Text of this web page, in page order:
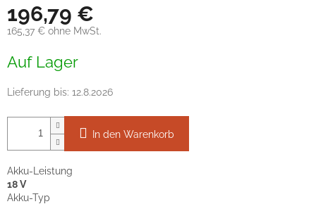
196,79 €
165,37 € ohne MwSt.
Auf Lager
Lieferung bis: 12.8.2026
In den Warenkorb
Akku-Leistung
18 V
Akku-Typ